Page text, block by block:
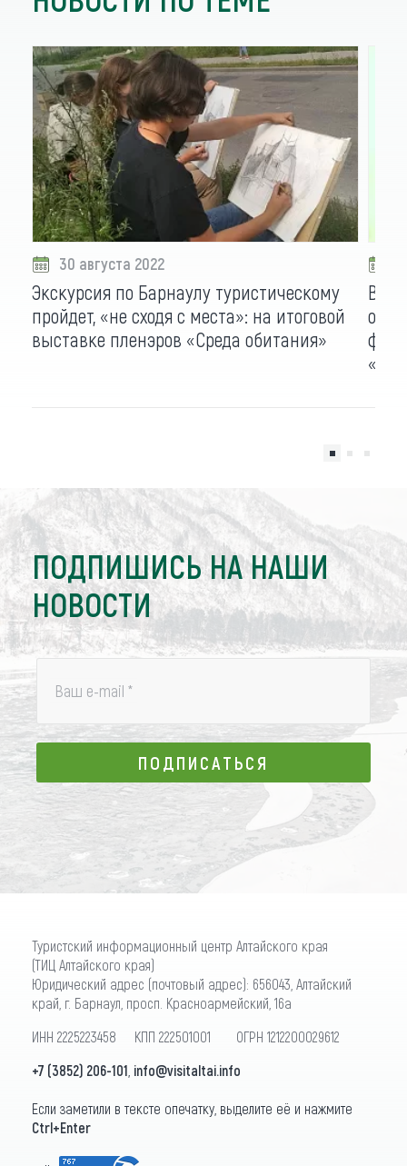
30 августа 2022
Экскурсия по Барнаулу туристическому
пройдет, «не сходя с места»: на итоговой
выставке пленэров «Среда обитания»
ПОДПИШИСЬ НА НАШИ
НОВОСТИ
Ваш e-mail *
ПОДПИСАТЬСЯ
ПОДПИСАТЬСЯ
Туристский информационный центр Алтайского края
(ТИЦ Алтайского края)
Юридический адрес (почтовый адрес): 656043, Алтайский
край, г. Барнаул, просп. Красноармейский, 16а
ИНН 2225223458 КПП 222501001 ОГРН 1212200029612
+7 (3852) 206-101 info@visitaltai.info
Если заметили в тексте опечатку, выделите её и нажмите
Ctrl+Enter